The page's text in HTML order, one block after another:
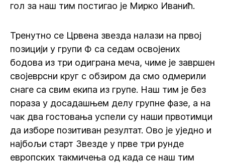
гол за наш тим постигао је Мирко Иванић.
Тренутно се Црвена звезда налази на првој
позицији у групи Ф са седам освојених
бодова из три одиграна меча, чиме је завршен
својеврсни круг с обзиром да смо одмерили
снаге са свим екипа из групе. Наш тим је без
пораза у досадашњем делу групне фазе, а на
чак два гостовања успели су наши првотимци
да изборе позитиван резултат. Ово је уједно и
најбољи старт Звезде у прве три рунде
европских такмичења од када се наш тим